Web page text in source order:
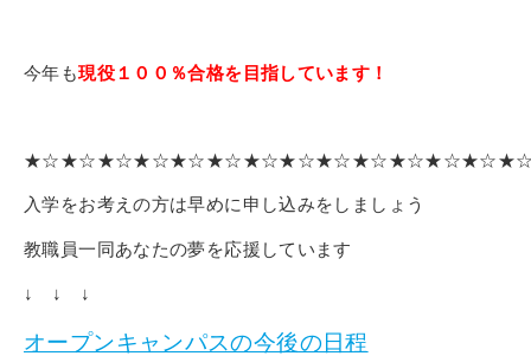
今年も現役１００％合格を目指しています！
入学をお考えの方は早めに申し込みをしましょう
教職員一同あなたの夢を応援しています
↓ ↓ ↓
オープンキャンパスの今後の日程